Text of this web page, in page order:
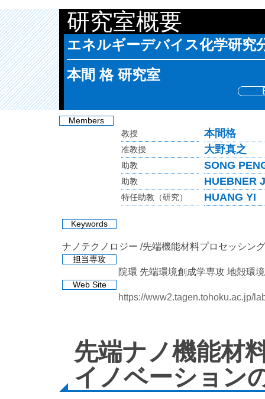
研究室概要
エネルギーデバイス化学研究
本間 格 研究室
Members
教授
本間格
准教授 大野真之
助教 SONG
助教 HUEBNER
特任助教（研究） HUANG YI
Keywords
ナノテクノロジー 先端機能材料プロセッシング
担当専攻
院環 先端環境創成学専攻 地殻環
Web Site
https://www2.tagen.tohoku.ac.jp/
先端ナノ機能材
イノベーション